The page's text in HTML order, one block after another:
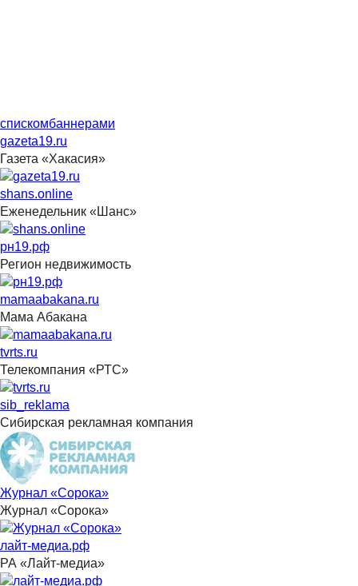
спискомбаннерами
gazeta19.ru
Газета «Хакасия»
shans.online
Еженедельник «Шанс»
рн19.рф
Регион недвижимость
mamaabakana.ru
Мама Абакана
tvrts.ru
Телекомпания «РТС»
sib_reklama
Сибирская рекламная компания
Журнал «Сорока»
Журнал «Сорока»
лайт-медиа.рф
РА «Лайт-медиа»